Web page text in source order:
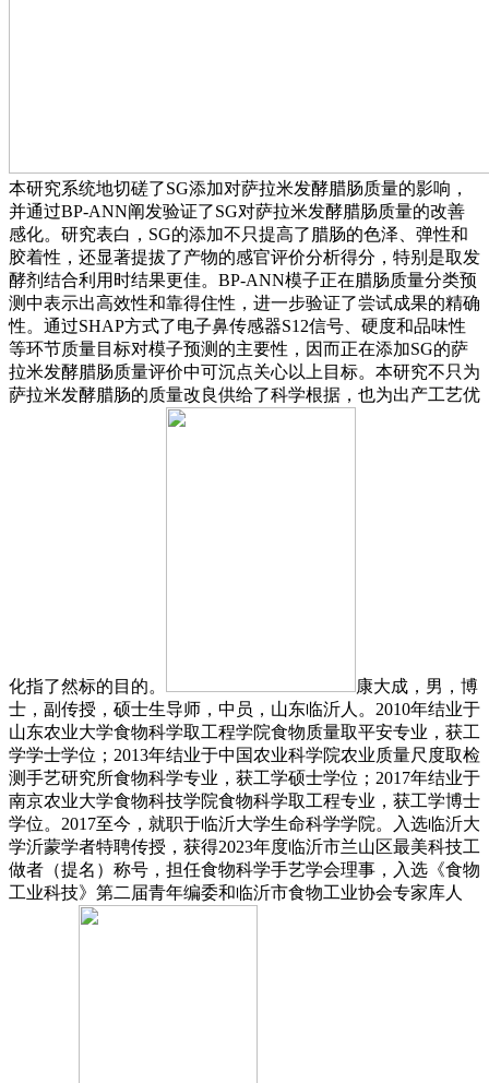
本研究系统地切磋了SG添加对萨拉米发酵腊肠质量的影响，
并通过BP-ANN阐发验证了SG对萨拉米发酵腊肠质量的改善
感化。研究表白，SG的添加不只提高了腊肠的色泽、弹性和
胶着性，还显著提拔了产物的感官评价分析得分，特别是取发
酵剂结合利用时结果更佳。BP-ANN模子正在腊肠质量分类预
测中表示出高效性和靠得住性，进一步验证了尝试成果的精确
性。通过SHAP方式了电子鼻传感器S12信号、硬度和品味性
等环节质量目标对模子预测的主要性，因而正在添加SG的萨
拉米发酵腊肠质量评价中可沉点关心以上目标。本研究不只为
萨拉米发酵腊肠的质量改良供给了科学根据，也为出产工艺优
化指了然标的目的。
康大成，男，博
士，副传授，硕士生导师，中员，山东临沂人。2010年结业于
山东农业大学食物科学取工程学院食物质量取平安专业，获工
学学士学位；2013年结业于中国农业科学院农业质量尺度取检
测手艺研究所食物科学专业，获工学硕士学位；2017年结业于
南京农业大学食物科技学院食物科学取工程专业，获工学博士
学位。2017至今，就职于临沂大学生命科学学院。入选临沂大
学沂蒙学者特聘传授，获得2023年度临沂市兰山区最美科技工
做者（提名）称号，担任食物科学手艺学会理事，入选《食物
工业科技》第二届青年编委和临沂市食物工业协会专家库人